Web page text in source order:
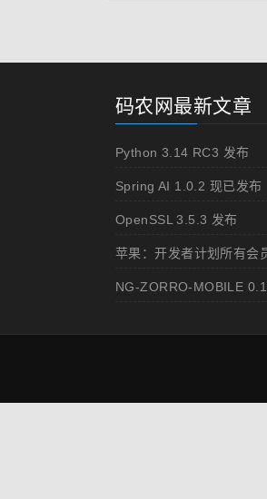
码农网最新文章
Python 3.14 RC3 发布
Spring AI 1.0.2 现已发布
OpenSSL 3.5.3 发布